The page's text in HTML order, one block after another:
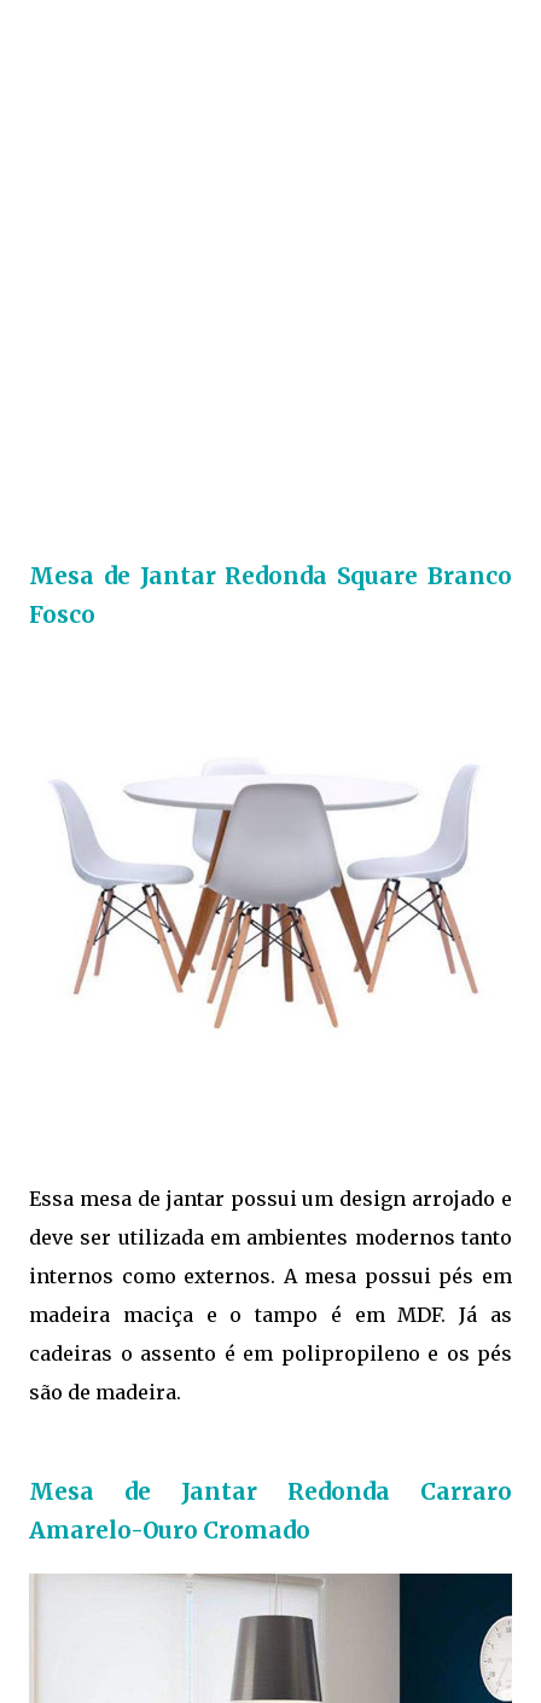
Mesa de Jantar Redonda Square Branco
Fosco
Essa mesa de jantar possui um design arrojado e
deve ser utilizada em ambientes modernos tanto
internos como externos. A mesa possui pés em
madeira maciça e o tampo é em MDF. Já as
cadeiras o assento é em polipropileno e os pés
são de madeira.
Mesa de Jantar Redonda Carraro
Amarelo-Ouro Cromado